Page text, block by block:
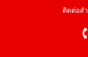
ติดต่อส